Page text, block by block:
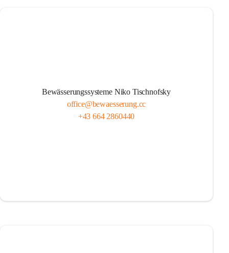
Bewässerungssysteme Niko Tischnofsky
office@bewaesserung.cc
+43 664 2860440